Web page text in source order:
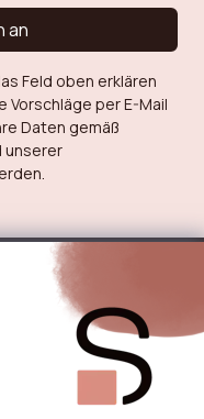
an
Feld oben erklären
Vorschläge per E-Mail
Daten gemäß
unserer